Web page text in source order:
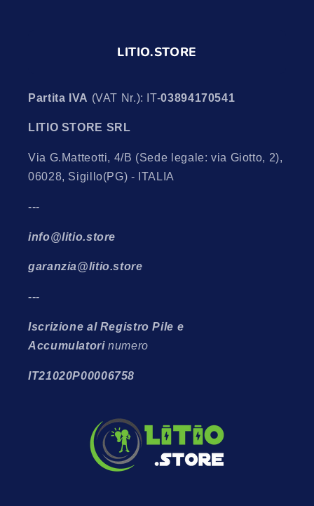
LITIO.STORE
Partita IVA (VAT Nr.): IT-03894170541
LITIO STORE SRL
Via G.Matteotti, 4/B (Sede legale: via Giotto, 2),
06028, Sigillo(PG) - ITALIA
---
info@litio.store
garanzia@litio.store
---
Iscrizione al Registro Pile e
Accumulatorinumero
IT21020P00006758